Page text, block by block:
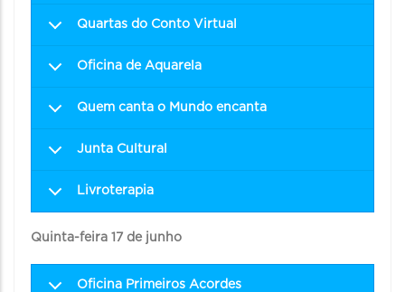
Quartas do Conto Virtual
Oficina de Aquarela
Quem canta o Mundo encanta
Junta Cultural
Livroterapia
Quinta-feira 17 de junho
Oficina Primeiros Acordes